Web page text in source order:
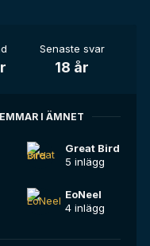
Senaste svar
18 år
I ÄMNET
Great Bird
5 inlägg
EoNeel
4 inlägg